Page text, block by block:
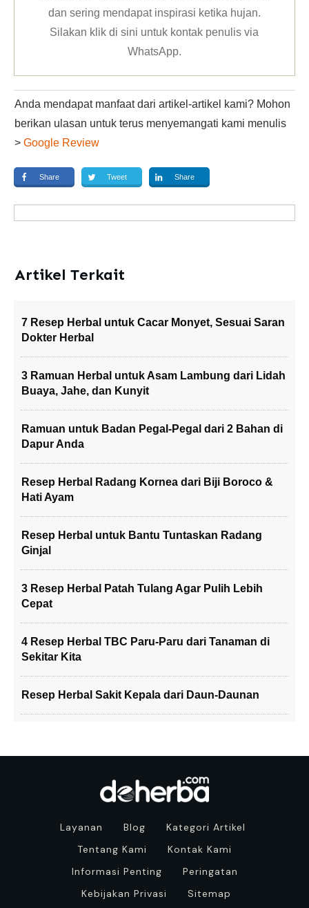
dan sering mendapat inspirasi ketika hujan.
Silakan klikdi sini untuk kontak penulis via
WhatsApp.
Anda mendapat manfaat dari artikel-artikel kami? Mohon
berikan ulasan untuk terus menyemangati kami menulis
> Google Review
Share Tweet Share
Artikel Terkait
7 Resep Herbal untuk Cacar Monyet, Sesuai Saran
Dokter Herbal
3 Ramuan Herbal untuk Asam Lambung dari Lidah
Buaya, Jahe, dan Kunyit
Ramuan untuk Badan Pegal-Pegal dari 2 Bahan di
Dapur Anda
Resep Herbal Radang Kornea dari Biji Boroco &
Hati Ayam
Resep Herbal untuk Bantu Tuntaskan Radang
Ginjal
3 Resep Herbal Patah Tulang Agar Pulih Lebih
Cepat
4 Resep Herbal TBC Paru-Paru dari Tanaman di
Sekitar Kita
Resep Herbal Sakit Kepala dari Daun-Daunan
Layanan Blog
Kategori Artikel
Tentang Kami
Kontak Kami
Informasi Penting
Peringatan
Kebijakan Privasi
Sitemap